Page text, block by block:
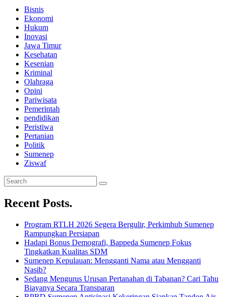
Bisnis
Ekonomi
Hukum
Inovasi
Jawa Timur
Kesehatan
Kesenian
Kriminal
Olahraga
Opini
Pariwisata
Pemerintah
pendidikan
Peristiwa
Pertanian
Politik
Sumenep
Ziswaf
Recent Posts.
Program RTLH 2026 Segera Bergulir, Perkimhub Sumenep
Rampungkan Persiapan
Hadapi Bonus Demografi, Bappeda Sumenep Fokus
Tingkatkan Kualitas SDM
Sumenep Kepulauan: Mengganti Nama atau Mengganti
Nasib?
Sedang Mengurus Urusan Pertanahan di Tabanan? Cari Tahu
Biayanya Secara Transparan